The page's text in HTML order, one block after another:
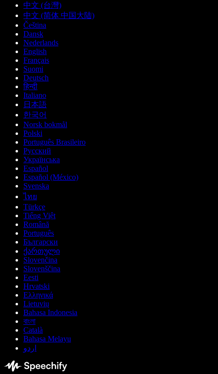
中文 (台灣)
中文 (简体 中国大陆)
Čeština
Dansk
Nederlands
English
Français
Suomi
Deutsch
हिन्दी
Italiano
日本語
한국어
Norsk bokmål
Polski
Português Brasileiro
Русский
Українська
Español
Español (México)
Svenska
ไทย
Türkçe
Tiếng Việt
Română
Português
Български
ქართული
Slovenčina
Slovenščina
Eesti
Hrvatski
Ελληνικά
Lietuvių
Bahasa Indonesia
বাংলা
Català
Bahasa Melayu
اردو